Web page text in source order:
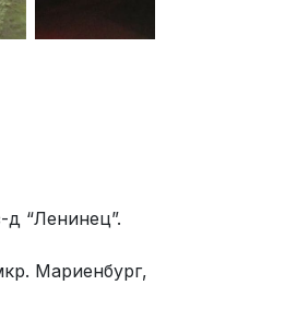
“Ленинец”.
Мариенбург,